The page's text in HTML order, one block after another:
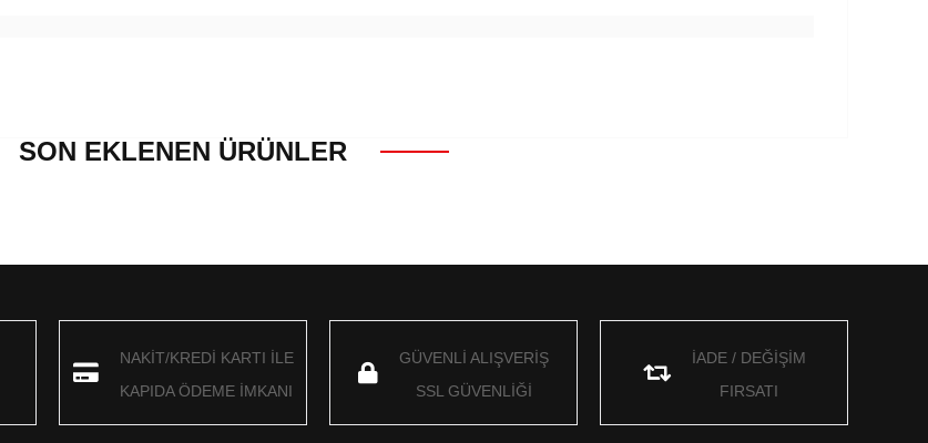
SON EKLENEN ÜRÜNLER
NAKİT/KREDİ KARTI İLE
KAPIDA ÖDEME İMKANI
GÜVENLİ ALIŞVERİŞ
SSL GÜVENLİĞİ
İADE / DEĞİŞİM
FIRSATI